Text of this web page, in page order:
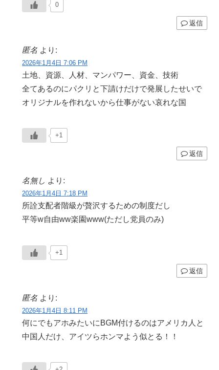
0
返信
匿名 より:
2026年1月4日 7:06 PM
土地、資源、人材、マンパワー、資金、技術
全てあるのにパクリと下請けだけで発展したせいで
オリジナルを作れないから仕事がない哀れな国
+1
返信
名無し より:
2026年1月4日 7:18 PM
所詮支配者階級が贅沢するための制度だし
平等w自由ww楽園www(ただし党員のみ)
+1
返信
匿名 より:
2026年1月4日 8:11 PM
何にでもアホみたいにBGM付けるのはアメリカ人と
中国人だけ、アイツらホンマよう似とる！！